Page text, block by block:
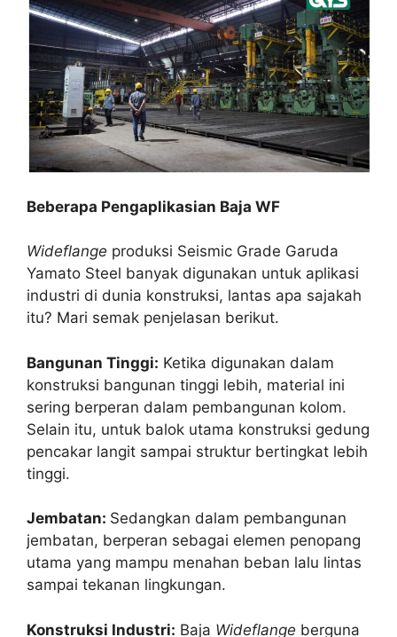
Beberapa Pengaplikasian Baja WF
Wideflange produksi Seismic Grade Garuda
Yamato Steel banyak digunakan untuk aplikasi
industri di dunia konstruksi, lantas apa sajakah
itu? Mari semak penjelasan berikut.
Bangunan Tinggi: Ketika digunakan dalam
konstruksi bangunan tinggi lebih, material ini
sering berperan dalam pembangunan kolom.
Selain itu, untuk balok utama konstruksi gedung
pencakar langit sampai struktur bertingkat lebih
tinggi.
Jembatan: Sedangkan dalam pembangunan
jembatan, berperan sebagai elemen penopang
utama yang mampu menahan beban lalu lintas
sampai tekanan lingkungan.
Konstruksi Industri: Baja Wideflange berguna